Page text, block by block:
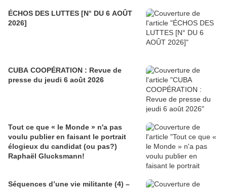
ÉCHOS DES LUTTES [N° DU 6 AOÛT
2026]
CUBA COOPÉRATION : Revue de
presse du jeudi 6 août 2026
Tout ce que « le Monde » n'a pas
voulu publier en faisant le portrait
élogieux du candidat (ou pas?)
Raphaël Glucksmann!
Séquences d’une vie militante (4) –